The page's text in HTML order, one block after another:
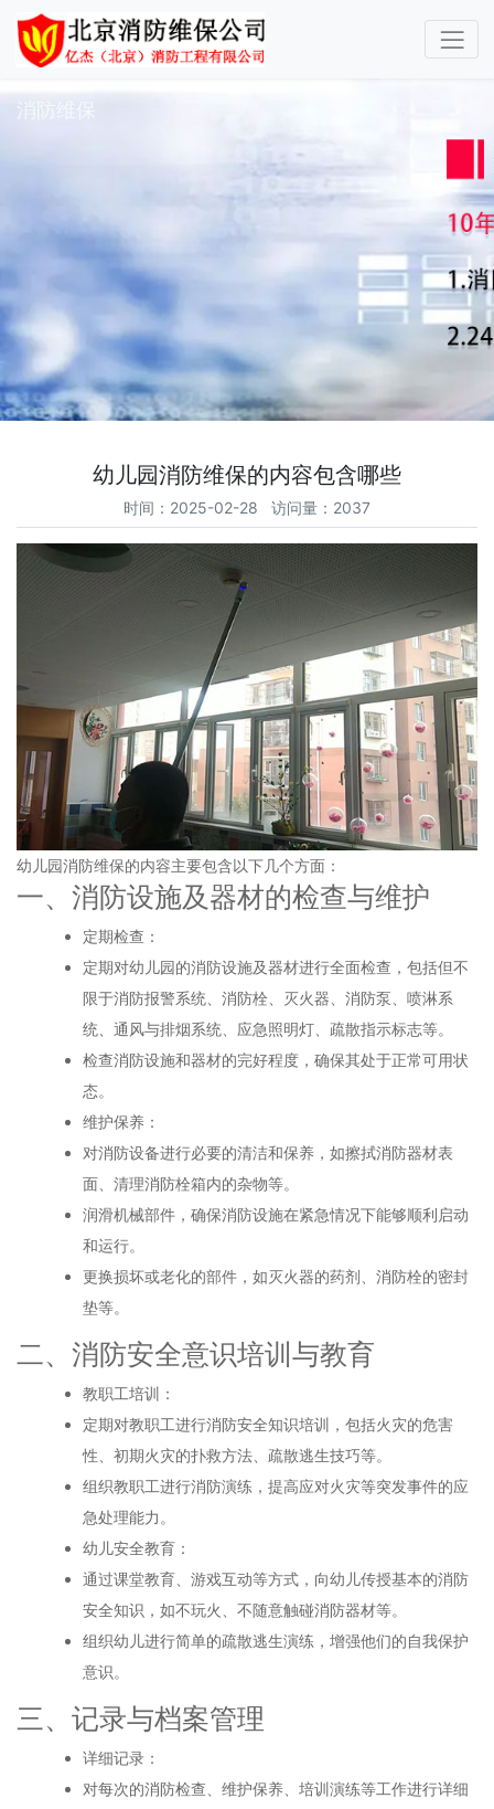
消防维保
幼儿园消防维保的内容包含哪些
时间：2025-02-28 访问量：2037
幼儿园消防维保的内容主要包含以下几个方面：
一、消防设施及器材的检查与维护
定期检查：
定期对幼儿园的消防设施及器材进行全面检查，包括但不
限于消防报警系统、消防栓、灭火器、消防泵、喷淋系
统、通风与排烟系统、应急照明灯、疏散指示标志等。
检查消防设施和器材的完好程度，确保其处于正常可用状
态。
维护保养：
对消防设备进行必要的清洁和保养，如擦拭消防器材表
面、清理消防栓箱内的杂物等。
润滑机械部件，确保消防设施在紧急情况下能够顺利启动
和运行。
更换损坏或老化的部件，如灭火器的药剂、消防栓的密封
垫等。
二、消防安全意识培训与教育
教职工培训：
定期对教职工进行消防安全知识培训，包括火灾的危害
性、初期火灾的扑救方法、疏散逃生技巧等。
组织教职工进行消防演练，提高应对火灾等突发事件的应
急处理能力。
幼儿安全教育：
通过课堂教育、游戏互动等方式，向幼儿传授基本的消防
安全知识，如不玩火、不随意触碰消防器材等。
组织幼儿进行简单的疏散逃生演练，增强他们的自我保护
意识。
三、记录与档案管理
详细记录：
对每次的消防检查、维护保养、培训演练等工作进行详细